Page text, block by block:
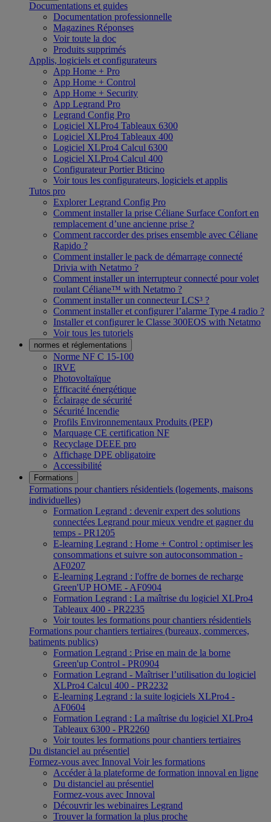
Documentations et guides
Documentation professionnelle
Magazines Réponses
Voir toute la doc
Produits supprimés
Applis, logiciels et configurateurs
App Home + Pro
App Home + Control
App Home + Security
App Legrand Pro
Legrand Config Pro
Logiciel XLPro4 Tableaux 6300
Logiciel XLPro4 Tableaux 400
Logiciel XLPro4 Calcul 6300
Logiciel XLPro4 Calcul 400
Configurateur Portier Bticino
Voir tous les configurateurs, logiciels et applis
Tutos pro
Explorer Legrand Config Pro
Comment installer la prise Céliane Surface Confort en
remplacement d’une ancienne prise ?
Comment raccorder des prises ensemble avec Céliane
Rapido ?
Comment installer le pack de démarrage connecté
Drivia with Netatmo ?
Comment installer un interrupteur connecté pour volet
roulant Céliane™ with Netatmo ?
Comment installer un connecteur LCS³ ?
Comment installer et configurer l’alarme Type 4 radio ?
Installer et configurer le Classe 300EOS with Netatmo
Voir tous les tutoriels
normes et réglementations
Norme NF C 15-100
IRVE
Photovoltaïque
Efficacité énergétique
Éclairage de sécurité
Sécurité Incendie
Profils Environnementaux Produits (PEP)
Marquage CE certification NF
Recyclage DEEE pro
Affichage DPE obligatoire
Accessibilité
Formations
Formations pour chantiers résidentiels (logements, maisons
individuelles)
Formation Legrand : devenir expert des solutions
connectées Legrand pour mieux vendre et gagner du
temps - PR1205
E-learning Legrand : Home + Control : optimiser les
consommations et suivre son autoconsommation -
AF0207
E-learning Legrand : l'offre de bornes de recharge
Green'UP HOME - AF0904
Formation Legrand : La maîtrise du logiciel XLPro4
Tableaux 400 - PR2235
Voir toutes les formations pour chantiers résidentiels
Formations pour chantiers tertiaires (bureaux, commerces,
batiments publics)
Formation Legrand : Prise en main de la borne
Green'up Control - PR0904
Formation Legrand - Maîtriser l’utilisation du logiciel
XLPro4 Calcul 400 - PR2232
E-learning Legrand : la suite logiciels XLPro4 -
AF0604
Formation Legrand : La maîtrise du logiciel XLPro4
Tableaux 6300 - PR2260
Voir toutes les formations pour chantiers tertiaires
Du distanciel au présentiel
Formez-vous avec Innoval Voir les formations
Accéder à la plateforme de formation innoval en ligne
Du distanciel au présentiel
Formez-vous avec Innoval
Découvrir les webinaires Legrand
Trouver la formation la plus proche